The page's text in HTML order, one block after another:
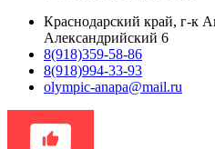
Краснодарский край, г-к
Александрийский 6
8(918)359-58-86
8(918)994-33-93
olympic-anapa@mail.ru